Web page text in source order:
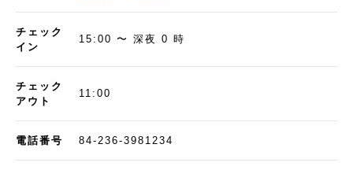
チェック
イン
15:00 〜 深夜 0 時
チェック
アウト
11:00
電話番号 84-236-3981234